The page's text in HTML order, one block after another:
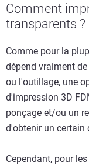
Comment
transparents ?
Comme pour la
dépend vraiment
ou l'outillage, une
d'impression 3D
ponçage et/ou un
d'obtenir un certain
Cependant, pour